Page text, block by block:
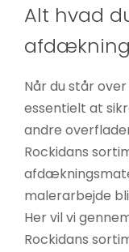
Alt hvad
Når du står
essentielt at
andre
Rockidans
malerarbejde
Her vil vi
Rockidans